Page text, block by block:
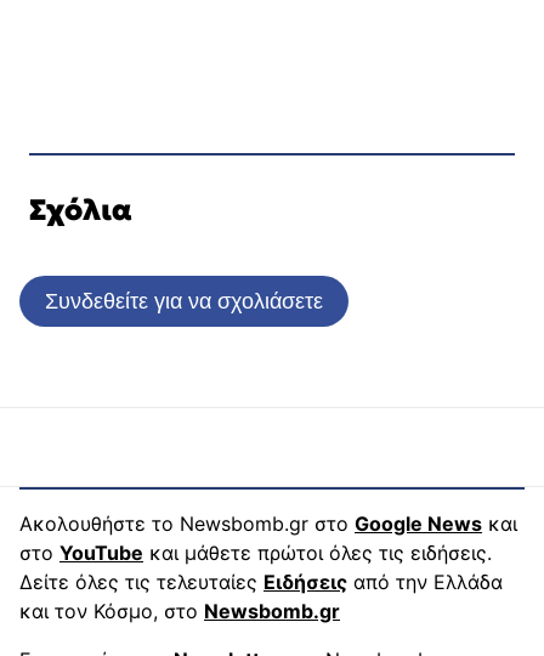
Σχόλια
Συνδεθείτε για να σχολιάσετε
Ακολουθήστε το Newsbomb.gr στο Google News και
στο YouTube και μάθετε πρώτοι όλες τις ειδήσεις.
Δείτε όλες τις τελευταίες Ειδήσεις από την Ελλάδα
και τον Κόσμο, στο Newsbomb.gr